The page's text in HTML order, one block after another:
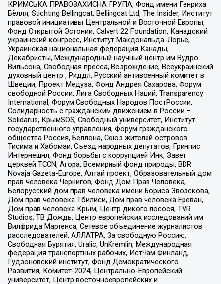
КРИМСЬКА ПРАВОЗАХИСНА ГРУПА, Фонд имени Генриха
Бёлля, Stichting Bellingcat, Bellingcat Ltd, The Insider, Институт
правовой инициативы Центральной и Восточной Европы,
Фонд Открытой Эстонии, Calvert 22 Foundation, Канадский
украинский конгресс, Институт Макдональда-Лорье,
Украинская национальная федерация Канады,
Декабристы, Международный научный центр им Вудро
Вильсона, Свободная пресса, Возрождение, Всеукраинский
духовный центр , Риддл, Русский антивоенный комитет в
Швеции, Проект Медуза, Фонд Андрея Сахарова, Форум
свободной России, Лига Свободных Наций, Transparеncy
International, Форум Свободных Народов ПостРоссии,
Солидарность с гражданским движением в России –
Solidarus, КрымSOS, Свободный университет, Институт
государственного управления, Форум гражданского
общества Россия, Беллона, Союз жителей островов
Тисима и Хабомаи, Съезд народных депутатов, Гринпис
Интернешнл, Фонд борьбы с коррупцией Инк, Завет
церквей TCCN, Агора, Всемирный фонд природы, BDR
Novaja Gazeta-Europe, Алтай проект, Образовательный дом
прав человека Чернигов, Фонд Дом Прав Человека,
Белорусский дом прав человека имени Бориса Звозскова,
Дом прав человека Тбилиси, Дом прав человека Ереван,
Дом прав человека Крым, Центр дикого лосося, TVR
Studios, ТВ Дождь, Центр европейских исследований им
Вилфрида Мартенса, Сетевое объединение журналистов
расследователей, АЛЛАТРА, За свободную Россию,
Свободная Бурятия, Uralic, UnKremlin, Международная
федерация транспортных рабочих, ИстЧам Финланд,
Гудзоновский институт, Фонд Демократического
Развития, Комитет-2024, Центрально-Европейский
университет, Центр восточноевропейских и